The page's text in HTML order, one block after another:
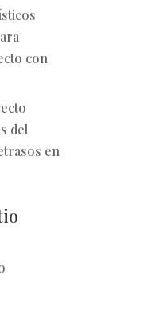
con
del
en